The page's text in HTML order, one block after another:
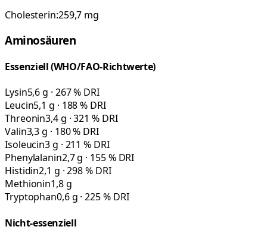
Cholesterin:259,7 mg
Aminosäuren
Essenziell (WHO/FAO-Richtwerte)
Lysin5,6 g · 267 % DRI
Leucin5,1 g · 188 % DRI
Threonin3,4 g · 321 % DRI
Valin3,3 g · 180 % DRI
Isoleucin3 g · 211 % DRI
Phenylalanin2,7 g · 155 % DRI
Histidin2,1 g · 298 % DRI
Methionin1,8 g
Tryptophan0,6 g · 225 % DRI
Nicht-essenziell